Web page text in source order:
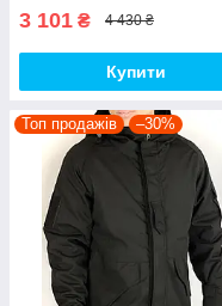
3 101 ₴ 4 430 ₴
Купити
Топ продажів –30%